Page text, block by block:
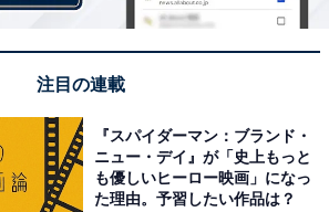
波 MANPA RESORT」は全室オ
絶景宿
注目の連載
『スパイダーマン：ブランド・
ニュー・デイ』が「史上もっと
も優しいヒーロー映画」になっ
た理由。予習したい作品は？